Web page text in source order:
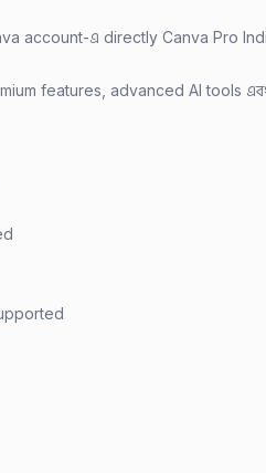
account-এ directly Canva Pro
features, advanced AI tools